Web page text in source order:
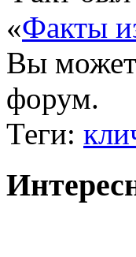
«Факты
Вы
форум.
Теги: